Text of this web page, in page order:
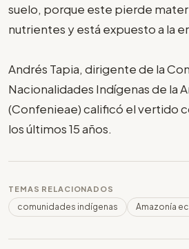
suelo, porque este pierde
nutrientes y está expuesto a la
Andrés Tapia, dirigente de la
Nacionalidades Indígenas de la
(Confenieae) calificó el vertido
los últimos 15 años.
TEMAS RELACIONADOS
comunidades indígenas Amazonía